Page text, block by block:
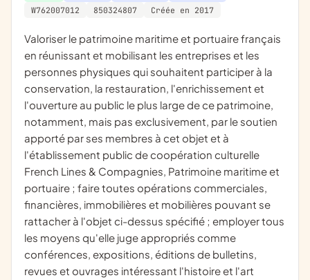
W762007012
850324807 Créée en 2017
valoriser le patrimoine maritime et portuaire français
en réunissant et mobilisant les entreprises et les
personnes physiques qui souhaitent participer à la
conservation, la restauration, l'enrichissement et
l'ouverture au public le plus large de ce patrimoine,
notamment, mais pas exclusivement, par le soutien
apporté par ses membres à cet objet et à
l'établissement public de coopération culturelle
French Lines & Compagnies, Patrimoine maritime et
portuaire ; faire toutes opérations commerciales,
financières, immobilières et mobilières pouvant se
rattacher à l'objet ci-dessus spécifié ; employer tous
les moyens qu'elle juge appropriés comme
conférences, expositions, éditions de bulletins,
revues et ouvrages intéressant l'histoire et l'art